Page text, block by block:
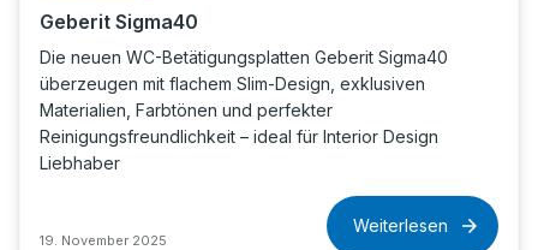
Geberit Sigma40
Die neuen WC-Betätigungsplatten Geberit Sigma40
überzeugen mit flachem Slim-Design, exklusiven
Materialien, Farbtönen und perfekter
Reinigungsfreundlichkeit – ideal für Interior Design
Liebhaber
19. November 2025
Weiterlesen